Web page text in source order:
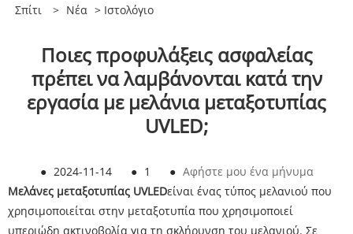
Σπίτι > Νέα > Ιστολόγιο
Ποιες προφυλάξεις ασφαλείας
πρέπει να λαμβάνονται κατά την
εργασία με μελάνια μεταξοτυπίας
UVLED;
● 2024-11-14 ● 1 ● Αφήστε μου ένα μήνυμα
Μελάνες μεταξοτυπίας UVLEDείναι ένας τύπος μελανιού που
χρησιμοποιείται στην μεταξοτυπία που χρησιμοποιεί
υπεριώδη ακτινοβολία για τη σκλήρυνση του μελανιού. Σε